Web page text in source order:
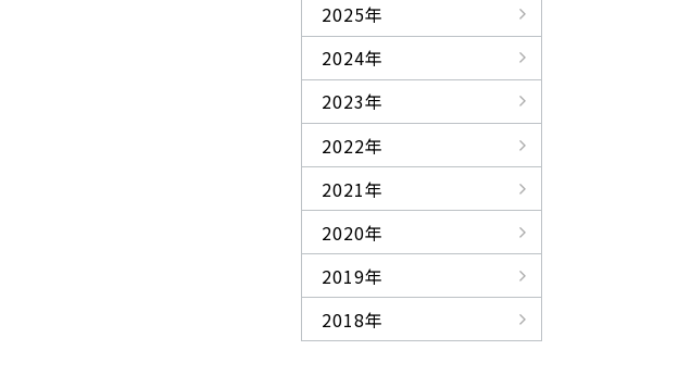
2025年
2024年
2023年
2022年
2021年
2020年
2019年
2018年